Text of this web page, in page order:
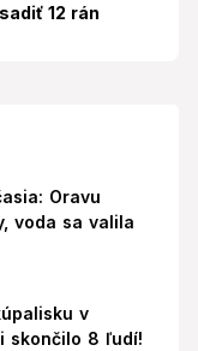
12 rán
Oravu
voda sa valila
v
skončilo 8 ľudí!